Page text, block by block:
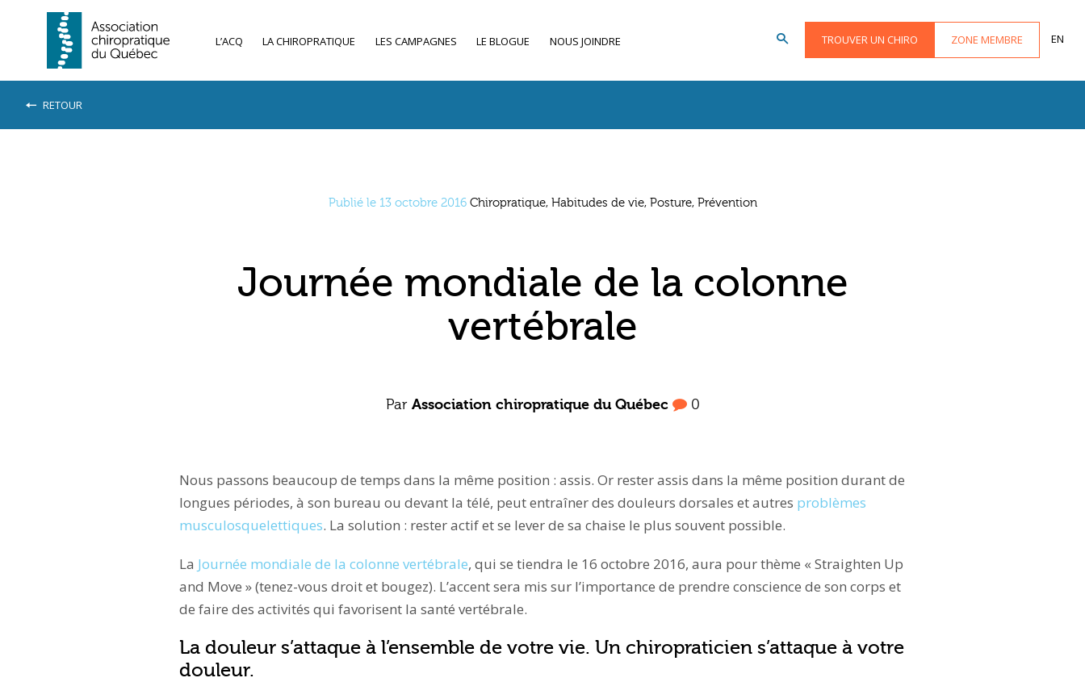
L’ACQ LA CHIROPRATIQUE LES CAMPAGNES LE BLOGUE NOUS JOINDRE TROUVER UN CHIRO ZONE MEMBRE EN
RETOUR
Publié le 13 octobre 2016 Chiropratique, Habitudes de vie, Posture, Prévention
Journée mondiale de la colonne
vertébrale
Par Association chiropratique du Québec 0
Nous passons beaucoup de temps dans la même position : assis. Or rester assis dans la même position durant de
longues périodes, à son bureau ou devant la télé, peut entraîner des douleurs dorsales et autres problèmes
musculosquelettiques. La solution : rester actif et se lever de sa chaise le plus souvent possible.
La Journée mondiale de la colonne vertébrale, qui se tiendra le 16 octobre 2016, aura pour thème « Straighten Up
and Move » (tenez-vous droit et bougez). L’accent sera mis sur l’importance de prendre conscience de son corps et
de faire des activités qui favorisent la santé vertébrale.
La douleur s’attaque à l’ensemble de votre vie. Un chiropraticien s’attaque à votre
douleur.